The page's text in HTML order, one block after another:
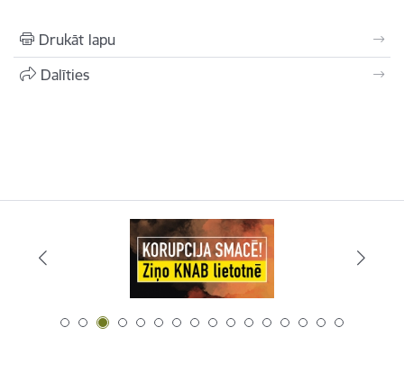
Drukāt lapu
Dalīties